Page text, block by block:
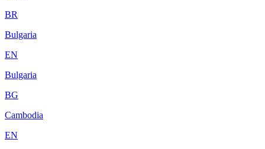
BR
Bulgaria
EN
Bulgaria
BG
Cambodia
EN